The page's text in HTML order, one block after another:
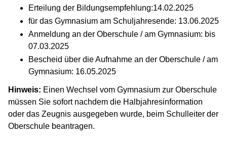
Erteilung der Bildungsempfehlung:14.02.2025
für das Gymnasium am Schuljahresende: 13.06.2025
Anmeldung an der Oberschule / am Gymnasium: bis
07.03.2025
Bescheid über die Aufnahme an der Oberschule / am
Gymnasium: 16.05.2025
Hinweis: Einen Wechsel vom Gymnasium zur Oberschule
müssen Sie sofort nachdem die Halbjahresinformation
oder das Zeugnis ausgegeben wurde, beim Schulleiter der
Oberschule beantragen.